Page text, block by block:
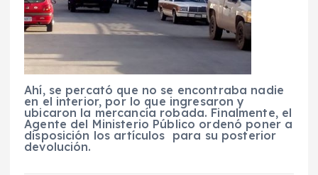
Ahí, se percató que no se encontraba nadie
en el interior, por lo que ingresaron y
ubicaron la mercancía robada. Finalmente, el
Agente del Ministerio Público ordenó poner a
disposición los artículos para su posterior
devolución.